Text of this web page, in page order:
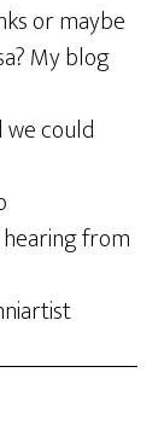
or maybe
My blog
could
from